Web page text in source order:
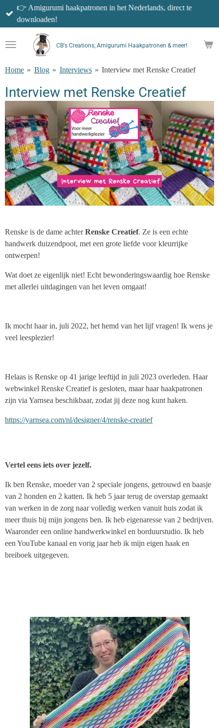
Ga
direct
de
hoofdinhoud
CB's Creations, Amigurumi Haakpatronen & meer!
👉 Amigurumi haakpatronen in het Nederlands, direct te
downloaden!
Home » Blog » Interviews » Interview met Renske Creatief
Interview met Renske Creatief
Renske is de dame achterRenske Creatief. Ze is een echte
handwerk duizendpoot, met een grote liefde voor kleurrijke
ontwerpen!
Wat doet ze eigenlijk niet! Echt bewonderingswaardig hoe Renske
met allerlei uitdagingen van het leven omgaat!
Ik mocht haar in, juli 2022, het hemd van het lijf vragen! Ik wens je
veel leesplezier!
Helaas is Renske op 41 jarige leeftijd in juli 2023 overleden. Haar
webwinkel Renske Creatief is gesloten, maar haar haakpatronen
zijn via Yarnsea beschikbaar, zodat jij deze nog kunt haken.
https://yarnsea.com/nl/designer/4/renske-creatief
Vertel eens iets over jezelf.
Ik ben Renske, moeder van 2 speciale jongens, getrouwd en baasje
van 2 honden en 2 katten. Ik heb 5 jaar terug de overstap gemaakt
van werken in de zorg naar volledig werken vanuit huis zodat ik
meer thuis bij mijn jongens ben. Ik heb eigenaresse van 2 bedrijven.
Waaronder een online handwerkwinkel en borduurstudio. Ik heb
een YouTube kanaal en vorig jaar heb ik mijn eigen haak en
breiboek uitgegeven.